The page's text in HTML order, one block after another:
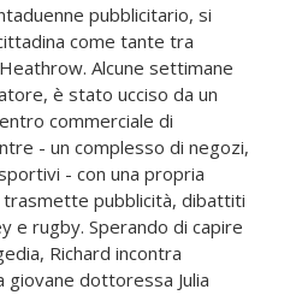
pubblicitario, si
come tante tra
Alcune settimane
è stato ucciso da un
commerciale di
- un complesso di negozi,
- con una propria
trasmette pubblicità, dibattiti
e rugby. Sperando di capire
Richard incontra
dottoressa Julia